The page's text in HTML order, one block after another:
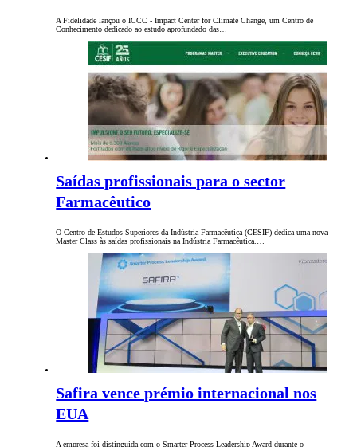
A Fidelidade lançou o ICCC - Impact Center for Climate Change, um Centro de
Conhecimento dedicado ao estudo aprofundado das…
Saídas profissionais para o sector
Farmacêutico
O Centro de Estudos Superiores da Indústria Farmacêutica (CESIF) dedica uma nova
Master Class às saídas profissionais na Indústria Farmacêutica.…
Safira vence prémio internacional nos
EUA
A empresa foi distinguida com o Smarter Process Leadership Award durante o